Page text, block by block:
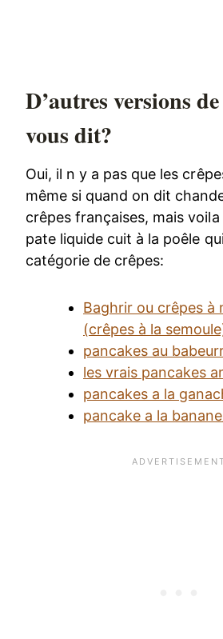
D’autres versions
vous dit?
Oui, il n y a pas que les
même si quand on dit
crêpes françaises, mais
pate liquide cuit à la poêle
catégorie de crêpes:
Baghrir ou crêpes à
(crêpes à la
pancakes au
les vrais pancakes
pancakes a la
pancake a la